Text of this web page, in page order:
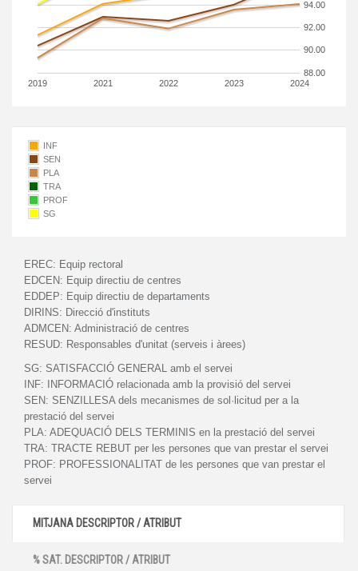
2019 2021 2022 2023 2024
88.00
90.00
92.00
94.00
INF
SEN
PLA
TRA
PROF
SG
EREC: Equip rectoral
EDCEN: Equip directiu de centres
EDDEP: Equip directiu de departaments
DIRINS: Direcció d'instituts
ADMCEN: Administració de centres
RESUD: Responsables d'unitat (serveis i àrees)
SG: SATISFACCIÓ GENERAL amb el servei
INF:
INFORMACIÓ relacionada amb la provisió del servei
SEN: SENZILLESA dels mecanismes de sol·licitud per a la
prestació del servei
PLA: ADEQUACIÓ DELS TERMINIS en la prestació del servei
TRA: TRACTE REBUT per les persones que van prestar el servei
PROF: PROFESSIONALITAT de les persones que van prestar el
servei
MITJANA DESCRIPTOR / ATRIBUT
% SAT. DESCRIPTOR / ATRIBUT